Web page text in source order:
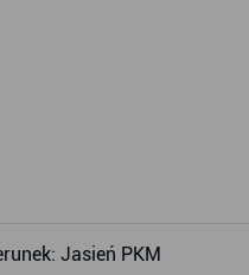
Jasień PKM